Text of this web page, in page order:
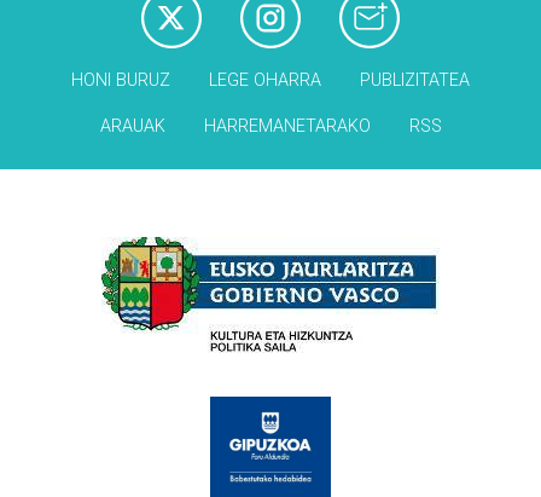
HONI BURUZ LEGE OHARRA PUBLIZITATEA
ARAUAK HARREMANETARAKO RSS